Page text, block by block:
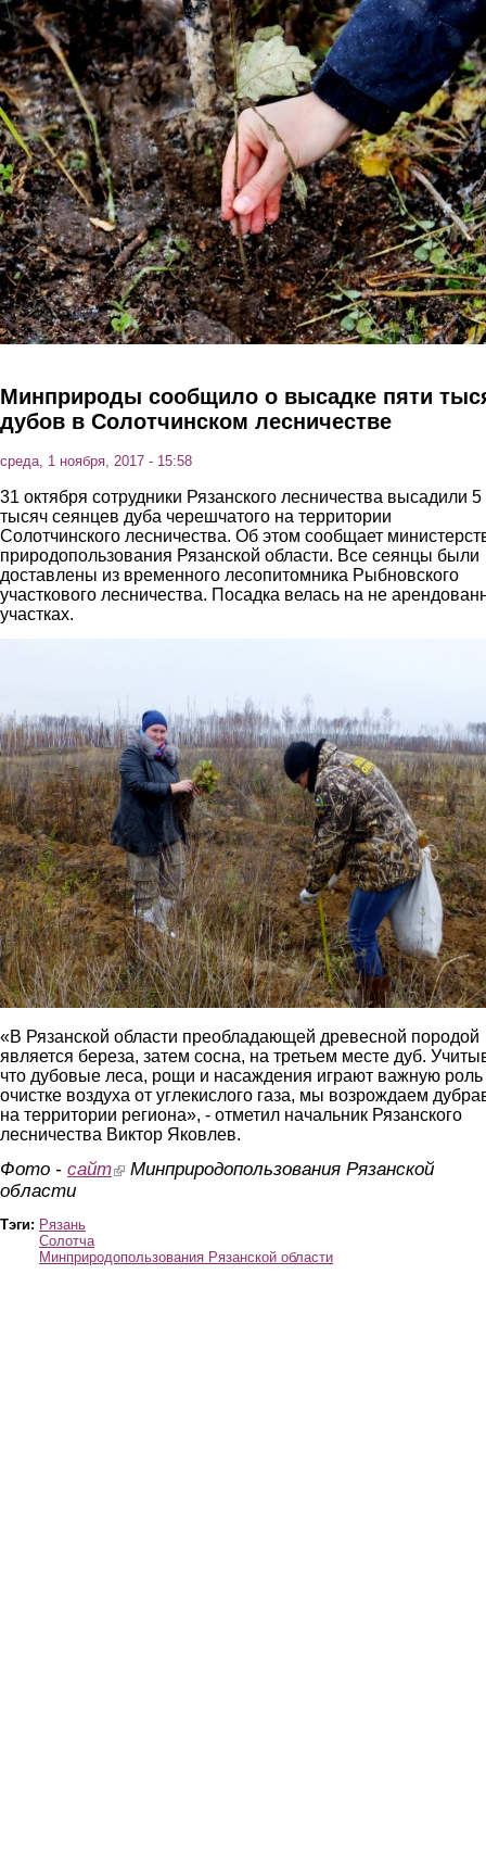
Перейти к основному содержанию
Минприроды сообщило о высадке пяти
дубов в Cолотчинском лесничестве
среда, 1 ноября, 2017 - 15:58
31 октября сотрудники Рязанского лесничества высадили 5
тысяч сеянцев дуба черешчатого на территории
Cолотчинского лесничества. Об этом сообщает
природопользования Рязанской области. Все сеянцы были
доставлены из временного лесопитомника Рыбновского
участкового лесничества. Посадка велась на не
участках.
«В Рязанской области преобладающей древесной породой
является береза, затем сосна, на третьем месте дуб.
что дубовые леса, рощи и насаждения играют важную роль
очистке воздуха от углекислого газа, мы возрождаем
на территории региона», - отметил начальник Рязанского
лесничества Виктор Яковлев.
Фото - сайт(link is external)
Минприродопользования Рязанской
области
Тэги: Рязань
Солотча
Минприродопользования Рязанской области